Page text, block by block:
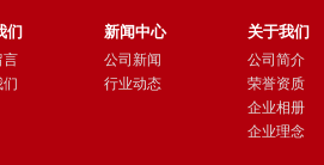
们 新闻中心 关于我们
言
们
公司新闻
行业动态
公司简介
荣誉资质
企业相册
企业理念